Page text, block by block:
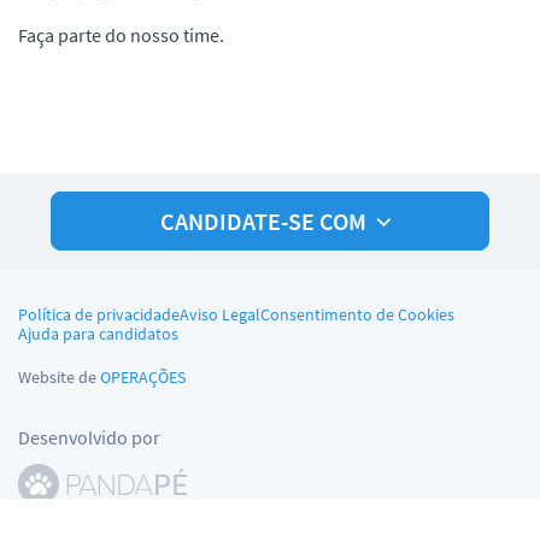
Faça parte do nosso time.
CANDIDATE-SE COM
Política de privacidadeAviso LegalConsentimento de Cookies
Ajuda para candidatos
Website deOPERAÇÕES
Desenvolvido por